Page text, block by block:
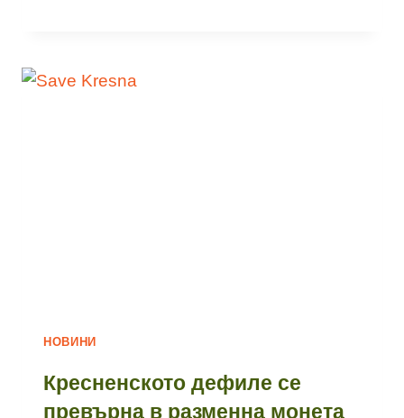
НОВИНИ
Кресненското дефиле се
превърна в разменна монета